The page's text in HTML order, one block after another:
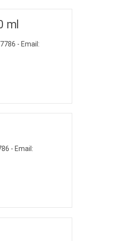
ml
- Email:
- Email: